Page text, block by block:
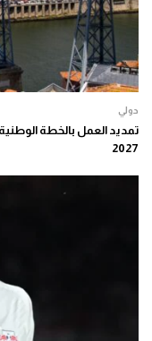
دولي
تمديد العمل بالخطة
2027